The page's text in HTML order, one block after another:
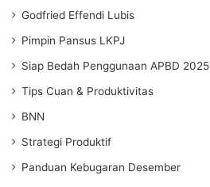
Godfried Effendi Lubis
Pimpin Pansus LKPJ
Siap Bedah Penggunaan APBD 2025
Tips Cuan & Produktivitas
BNN
Strategi Produktif
Panduan Kebugaran Desember